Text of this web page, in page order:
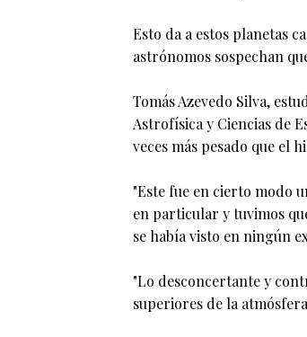
Esto da a estos planetas
astrónomos sospechan
Tomás Azevedo Silva,
Astrofísica y Ciencias de
veces más pesado que el
"Este fue en cierto modo
en particular y tuvimos
se había visto en ningún
"Lo desconcertante y
superiores de la